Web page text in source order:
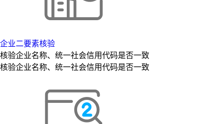
企业二要素核验
核验企业名称、统一社会信用代码是否一致
核验企业名称、统一社会信用代码是否一致